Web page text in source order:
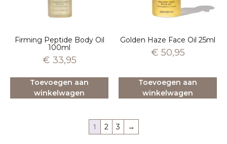
Firming Peptide Body Oil
100ml
€ 33,95
Toevoegen aan
winkelwagen
Golden Haze Face Oil 25ml
€ 50,95
Toevoegen aan
winkelwagen
1 2 3 →